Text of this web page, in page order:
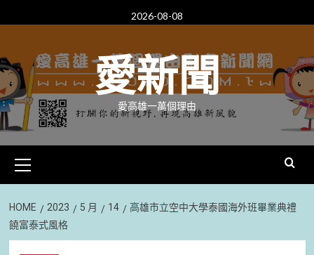
to
2026-08-08
愛新聞
愛高雄一萬個理由
Menu
HOME 2023 5 月 14
高雄市立空中大學泰國海外班畢業典禮
饒富泰式風格